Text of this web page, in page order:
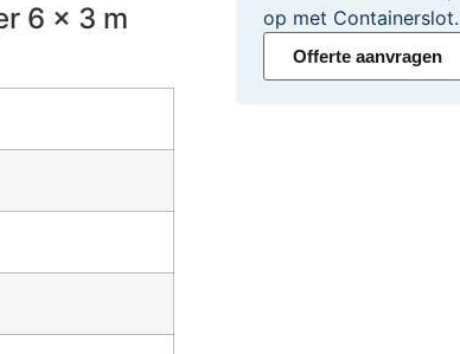
6 x 3 m
op met
Offerte aanvragen